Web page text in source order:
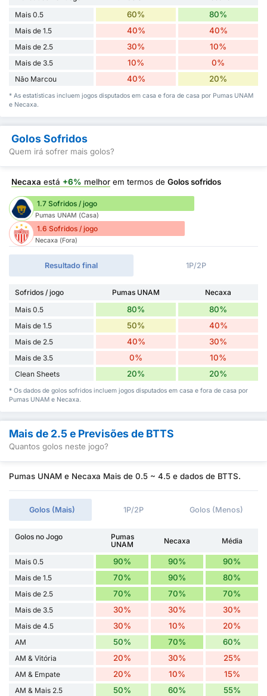
Mais 0.5
60% 80%
Mais de 1.5 40% 40%
Mais de 2.5 30% 10%
Mais de 3.5 10% 0%
Não Marcou 40% 20%
* As estatísticas incluem jogos disputados em casa e fora de casa por Pumas UNAM
e Necaxa.
Golos Sofridos
Quem irá sofrer mais golos?
Necaxa está +6% melhor em termos de Golos sofridos
1.7 Sofridos / jogo
Pumas UNAM (Casa)
1.6 Sofridos / jogo
Necaxa (Fora)
Resultado final 1P/2P
Sofridos / jogo Pumas UNAM
Necaxa
Mais 0.5
80% 80%
Mais de 1.5 50% 40%
Mais de 2.5 40% 30%
Mais de 3.5 0% 10%
Clean Sheets 20% 20%
* Os dados de golos sofridos incluem jogos disputados em casa e fora de casa por
Pumas UNAM e Necaxa.
Mais de 2.5 e Previsões de BTTS
Quantos golos neste jogo?
Pumas UNAM e Necaxa Mais de 0.5 ~ 4.5 e dados de BTTS.
Golos (Mais) 1P/2P Golos (Menos)
Golos no Jogo
Pumas
UNAM
Necaxa Média
Mais 0.5 90% 90% 90%
Mais de 1.5 70% 90% 80%
Mais de 2.5 70% 70% 70%
Mais de 3.5 30% 30% 30%
Mais de 4.5 30% 10% 20%
AM 50% 70% 60%
AM & Vitória 20% 30% 25%
AM & Empate 20% 10% 15%
AM & Mais 2.5 50% 60% 55%